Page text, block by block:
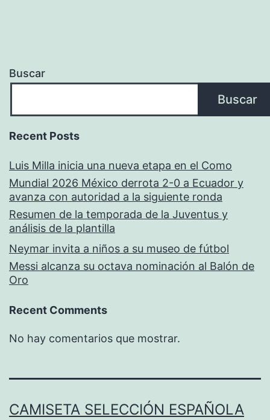
Buscar
Buscar
Recent Posts
Luis Milla inicia una nueva etapa en el Como
Mundial 2026 México derrota 2-0 a Ecuador y
avanza con autoridad a la siguiente ronda
Resumen de la temporada de la Juventus y
análisis de la plantilla
Neymar invita a niños a su museo de fútbol
Messi alcanza su octava nominación al Balón de
Oro
Recent Comments
No hay comentarios que mostrar.
CAMISETA SELECCIÓN ESPAÑOLA